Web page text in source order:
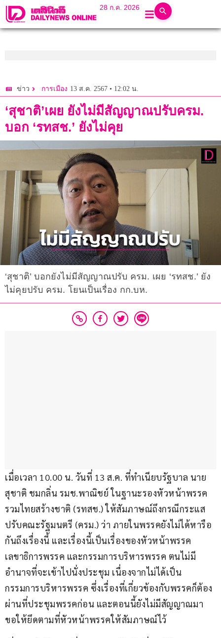
28 ก.ค. 2026
ข่าว การเมือง 13 ส.ค. 2567 • 12:02 น.
‘สุชาติ’เผย ยังไม่มีสัญญาณปรับครม.
บอก ‘รทสช.’ ยังไม่คุย
‘สุชาติ’ บอกยังไม่มีสัญญาณปรับ ครม. เผย ‘รทสช.’ ยัง
ไม่คุยปรับ ครม. โยนเป็นเรื่อง กก.บห.
เมื่อเวลา 10.00 น. วันที่ 13 ส.ค. ที่ทำเนียบรัฐบาล นาย
สุชาติ ชมกลิ่น รมช.พาณิชย์ ในฐานะรองหัวหน้าพรรค
รวมไทยสร้างชาติ (รทสช.) ให้สัมภาษณ์ถึงกรณีกระแส
ปรับคณะรัฐมนตรี (ครม.) ว่า ภายในพรรคยังไม่ได้หารือ
กันถึงเรื่องนี้ และเรื่องนี้เป็นเรื่องของหัวหน้าพรรค
เลขาธิการพรรค และกรรมการบริหารพรรค ตนไม่มี
อำนาจที่จะเข้าไปนั่งประชุม เนื่องจากไม่ได้เป็น
กรรมการบริหารพรรค ซึ่งเรื่องที่เกี่ยวข้องกับพรรคก็ต้อง
ผ่านที่ประชุมพรรคก่อน และตอนนี้ยังไม่มีสัญญาณมา
ขอให้ยึดตามที่หัวหน้าพรรคให้สัมภาษณ์ไว้